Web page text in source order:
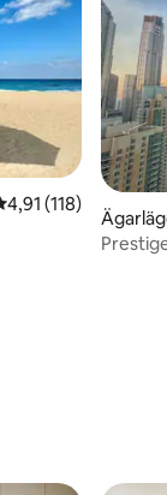
av 5 i
4,91 (118)